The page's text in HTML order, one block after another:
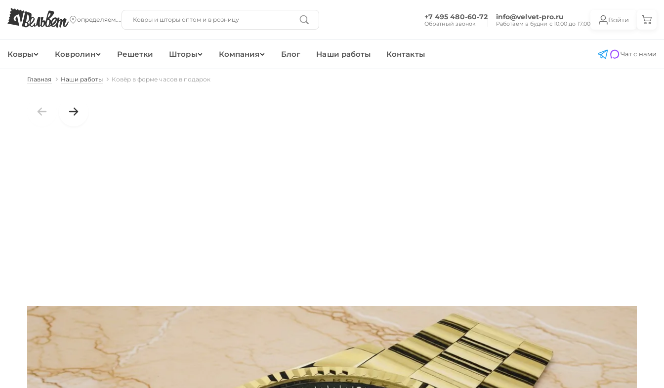
+7 495 480-60-72
Обратный звонок
info@velvet-pro.ru
Работаем в будни с 10:00 до 17:00
Войти
Ковры Ковролин Решетки Шторы Компания Блог Наши работы Контакты Чат с нами
Главная Наши работы Ковёр в форме часов в подарок